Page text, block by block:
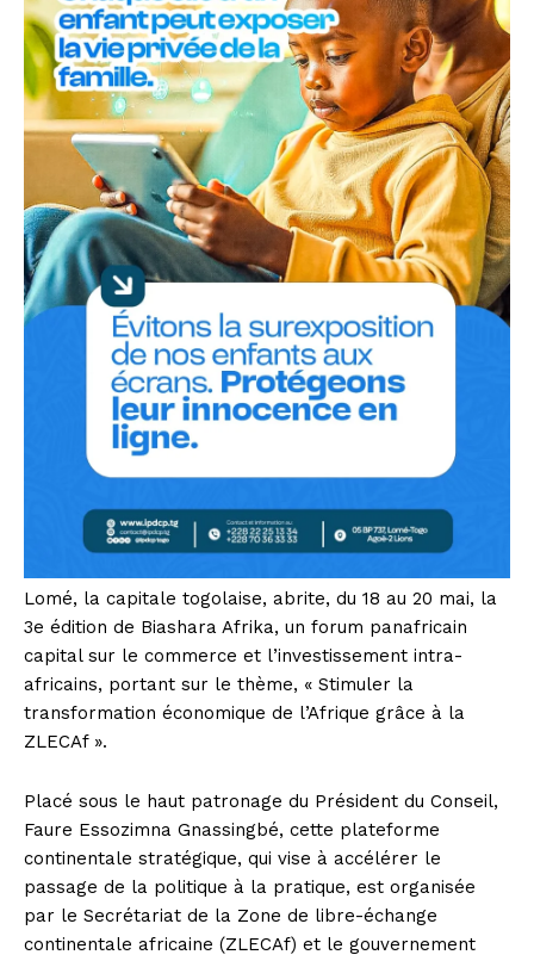
Lomé, la capitale togolaise, abrite, du 18 au 20 mai, la
3e édition de Biashara Afrika, un forum panafricain
capital sur le commerce et l’investissement intra-
africains, portant sur le thème, « Stimuler la
transformation économique de l’Afrique grâce à la
ZLECAf ».
Placé sous le haut patronage du Président du Conseil,
Faure Essozimna Gnassingbé, cette plateforme
continentale stratégique, qui vise à accélérer le
passage de la politique à la pratique, est organisée
par le Secrétariat de la Zone de libre-échange
continentale africaine (ZLECAf) et le gouvernement